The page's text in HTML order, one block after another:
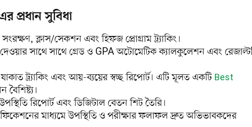
সুবিধা
সংরক্ষণ, ক্লাস/সেকশন এবং হিফজ প্রোগ্রাম ট্র্যাকিং।
সাথে সাথে গ্রেড ও GPA অটোমেটিক ক্যালকুলেশন এবং
ট্র্যাকিং এবং আয়-ব্যয়ের স্বচ্ছ রিপোর্ট। এটি মূলত একটি Best
বৈশিষ্ট্য।
রিপোর্ট এবং ডিজিটাল বেতন শিট তৈরি।
মাধ্যমে উপস্থিতি ও পরীক্ষার ফলাফল দ্রুত অভিভাবকদের